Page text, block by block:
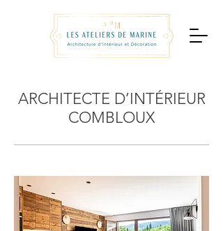
ARCHITECTE D’INTÉRIEUR
COMBLOUX